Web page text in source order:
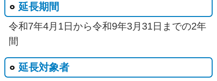
延長期間
令和7年4月1日から令和9年3月31日までの2年
間
延長対象者